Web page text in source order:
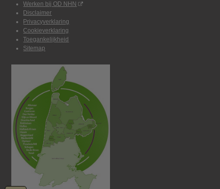
Werken bij OD NHN
Disclaimer
Privacyverklaring
Cookieverklaring
Toegankelijkheid
Sitemap